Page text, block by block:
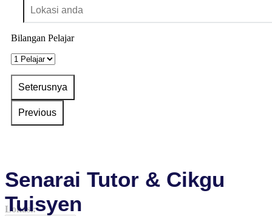
Bilangan Pelajar
Senarai Tutor & Cikgu
Tuisyen
Lokasi: